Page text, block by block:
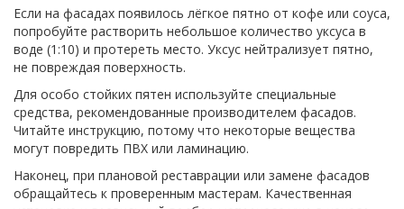
Если на фасадах появилось лёгкое пятно от кофе или соуса,
попробуйте растворить небольшое количество уксуса в
воде (1:10) и протереть место. Уксус нейтрализует пятно,
не повреждая поверхность.
Для особо стойких пятен используйте специальные
средства, рекомендованные производителем фасадов.
Читайте инструкцию, потому что некоторые вещества
могут повредить ПВХ или ламинацию.
Наконец, при плановой реставрации или замене фасадов
обращайтесь к проверенным мастерам. Качественная